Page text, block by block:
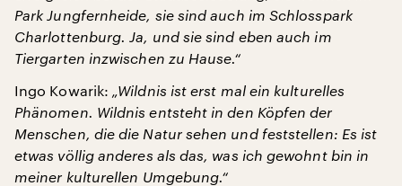
Park Jungfernheide, sie sind auch im Schlosspark
Charlottenburg. Ja, und sie sind eben auch im
Tiergarten inzwischen zu Hause.“
Ingo Kowarik: „Wildnis ist erst mal ein kulturelles
Phänomen. Wildnis entsteht in den Köpfen der
Menschen, die die Natur sehen und feststellen: Es ist
etwas völlig anderes als das, was ich gewohnt bin in
meiner kulturellen Umgebung.“